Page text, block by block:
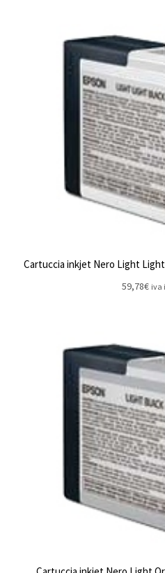
Cartuccia inkjet Nero Light Light
59,78€ iva